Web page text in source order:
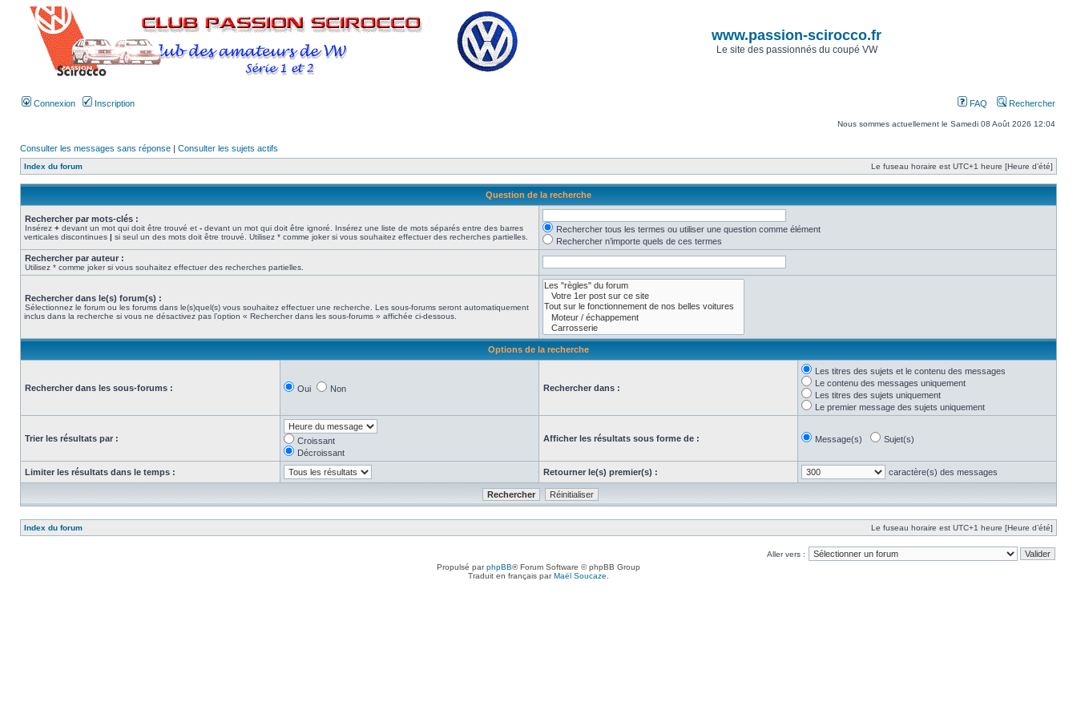
www.passion-scirocco.fr
Le site des passionnés du coupé VW
Connexion Inscription FAQ Rechercher
Nous sommes actuellement le Samedi 08 Août 2026 12:04
Consulter les messages sans réponse | Consulter les sujets actifs
Index du forum Le fuseau horaire est UTC+1 heure [Heure d’été]
Question de la recherche
Rechercher par mots-clés :
Insérez + devant un mot qui doit être trouvé et - devant un mot qui doit être ignoré. Insérez une liste de mots séparés entre des barres
verticales discontinues | si seul un des mots doit être trouvé. Utilisez * comme joker si vous souhaitez effectuer des recherches partielles.
Rechercher tous les termes ou utiliser une question comme élément
Rechercher n’importe quels de ces termes
Rechercher par auteur :
Utilisez * comme joker si vous souhaitez effectuer des recherches partielles.
Rechercher dans le(s) forum(s) :
Sélectionnez le forum ou les forums dans le(s)quel(s) vous souhaitez effectuer une recherche. Les sous-forums seront automatiquement
inclus dans la recherche si vous ne désactivez pas l’option « Rechercher dans les sous-forums » affichée ci-dessous.
Options de la recherche
Rechercher dans les sous-forums : Oui Non Rechercher dans :
Les titres des sujets et le contenu des messages
Le contenu des messages uniquement
Les titres des sujets uniquement
Le premier message des sujets uniquement
Trier les résultats par :
Croissant
Décroissant
Afficher les résultats sous forme de : Message(s) Sujet(s)
Limiter les résultats dans le temps : Retourner le(s) premier(s) : caractère(s) des messages
Index du forum Le fuseau horaire est UTC+1 heure [Heure d’été]
Aller vers :
Propulsé parphpBB® Forum Software © phpBB Group
Traduit en français parMaël Soucaze